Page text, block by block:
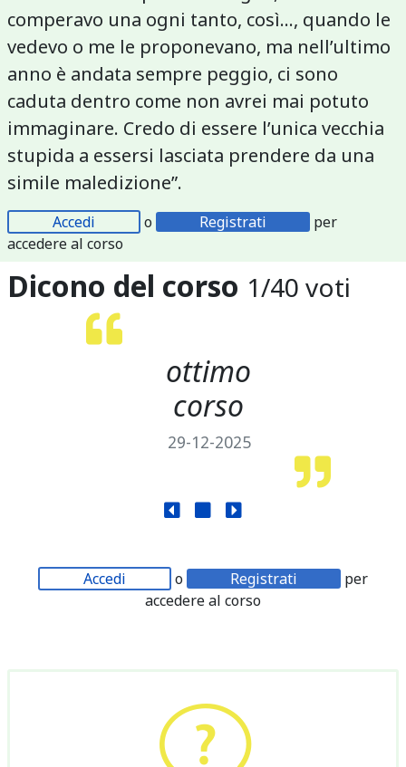
comperavo una ogni tanto, così..., quando le
vedevo o me le proponevano, ma nell’ultimo
anno è andata sempre peggio, ci sono
caduta dentro come non avrei mai potuto
immaginare. Credo di essere l’unica vecchia
stupida a essersi lasciata prendere da una
simile maledizione”.
Accedi o Registrati
per
accedere al corso
Dicono del corso 1/40 voti
ottimo
corso
29-12-2025
Accedi o Registrati
per
accedere al corso